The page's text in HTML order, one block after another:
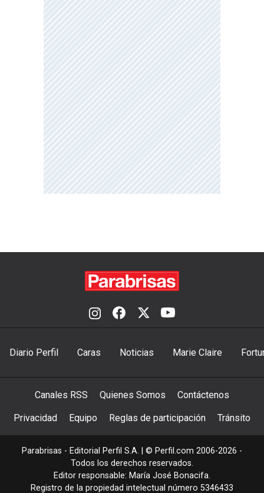
Diario Perfil Caras Noticias Marie Claire
Canales RSS Quienes Somos Contáctenos
Privacidad Equipo Reglas de participación Tránsito
Parabrisas - Editorial Perfil S.A. | © Perfil.com 2006-2026 -
Todos los derechos reservados.
Editor responsable: María José Bonacifa.
Registro de la propiedad intelectual número 5346433